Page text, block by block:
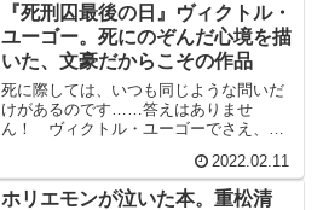
『死刑囚最後の日』ヴィクトル・
ユーゴー。死にのぞんだ心境を描
いた、文豪だからこその作品
死に際しては、いつも同じような問いだ
けがあるのです……答えはありませ
ん！ ヴィクトル・ユーゴーでさえ、何
んでした。これ以上、このことについて
考えるのは無駄だということです。
2022.02.11
ホリエモンが泣いた本。重松清